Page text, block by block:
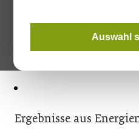
Auswahl
Gesellschaft.
Ergebnisse aus